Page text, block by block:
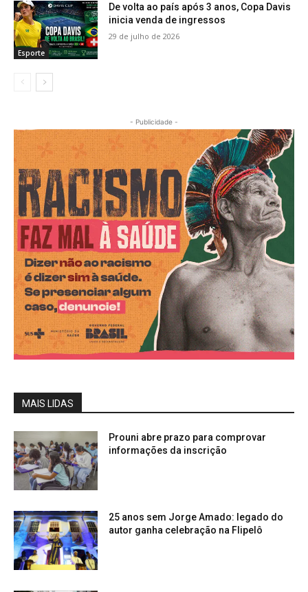
Esporte
De volta ao país após 3 anos, Copa Davis
inicia venda de ingressos
29 de julho de 2026
- Publicidade -
MAIS LIDAS
Prouni abre prazo para comprovar
informações da inscrição
25 anos sem Jorge Amado: legado do
autor ganha celebração na Flipelô